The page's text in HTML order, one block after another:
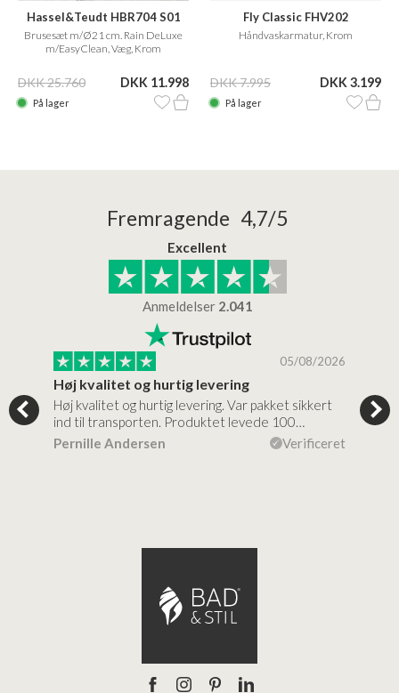
Hassel&Teudt HBR704 S01
Brusesæt m/Ø21 cm. Rain DeLuxe
m/EasyClean, Væg, Krom
DKK 25.760 DKK 11.998
På lager
Fly Classic FHV202
Håndvaskarmatur, Krom
DKK 7.995 DKK 3.199
På lager
Fremragende 4,7/5
Excellent
Anmeldelser 2.041
05/08/2026
Høj kvalitet og hurtig levering
Høj kvalitet og hurtig levering. Var pakket sikkert
ind til transporten. Produktet levede 100…
Pernille Andersen
Verificeret